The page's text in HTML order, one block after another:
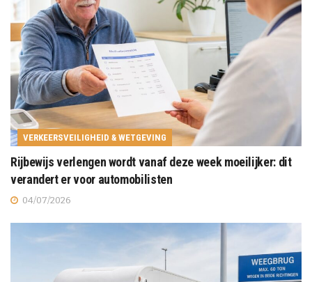
VERKEERSVEILIGHEID & WETGEVING
Rijbewijs verlengen wordt vanaf deze week moeilijker: dit
verandert er voor automobilisten
04/07/2026